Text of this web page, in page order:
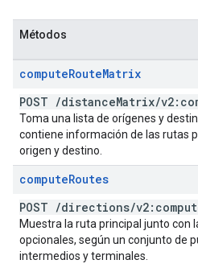
Métodos
computeRouteMatrix
POST /distanceMatrix/
Toma una lista de orígenes y
contiene información de las rutas
origen y destino.
computeRoutes
POST /directions/
Muestra la ruta principal junto con
opcionales, según un conjunto de
intermedios y terminales.